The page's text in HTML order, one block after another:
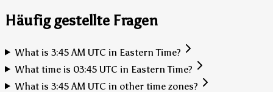
Häufig gestellte Fragen
What is 3:45 AM UTC in Eastern Time?
What time is 03:45 UTC in Eastern Time?
What is 3:45 AM UTC in other time zones?